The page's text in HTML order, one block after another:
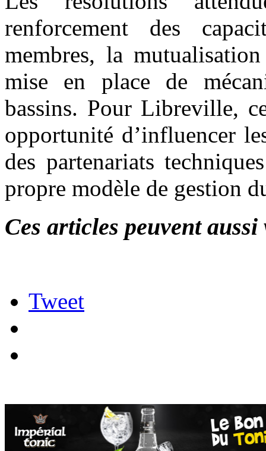
renforcement des
membres, la
mise en place de
bassins. Pour Libreville,
opportunité d’influencer
des partenariats
propre modèle de gestion
Ces articles peuvent
Tweet